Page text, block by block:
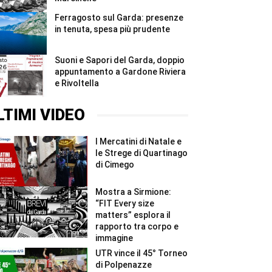
Ferragosto sul Garda: presenze
in tenuta, spesa più prudente
Suoni e Sapori del Garda, doppio
appuntamento a Gardone Riviera
e Rivoltella
VIDEO
I Mercatini di Natale e
le Strege di Quartinago
di Cimego
Mostra a Sirmione:
“FIT Every size
matters” esplora il
rapporto tra corpo e
immagine
UTR vince il 45° Torneo
di Polpenazze